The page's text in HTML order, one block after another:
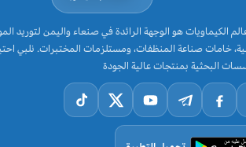
الكيماويات هو الوجهة الرائدة في صنعاء واليمن لتوريد
خامات صناعة المنظفات، ومستلزمات المختبرات. نلبي
البحثية بمنتجات عالية الجودة